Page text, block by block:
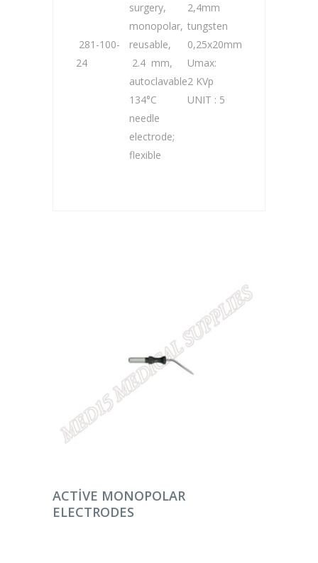
281-100-
24
surgery,
monopolar,
reusable,
2.4 mm,
autoclavable
134°C
needle
electrode;
flexible
2,4mm
tungsten
0,25x20mm
Umax:
2 KVp
UNIT : 5
DEVAMINI OKU
ACTIVE MONOPOLAR
ELECTRODES